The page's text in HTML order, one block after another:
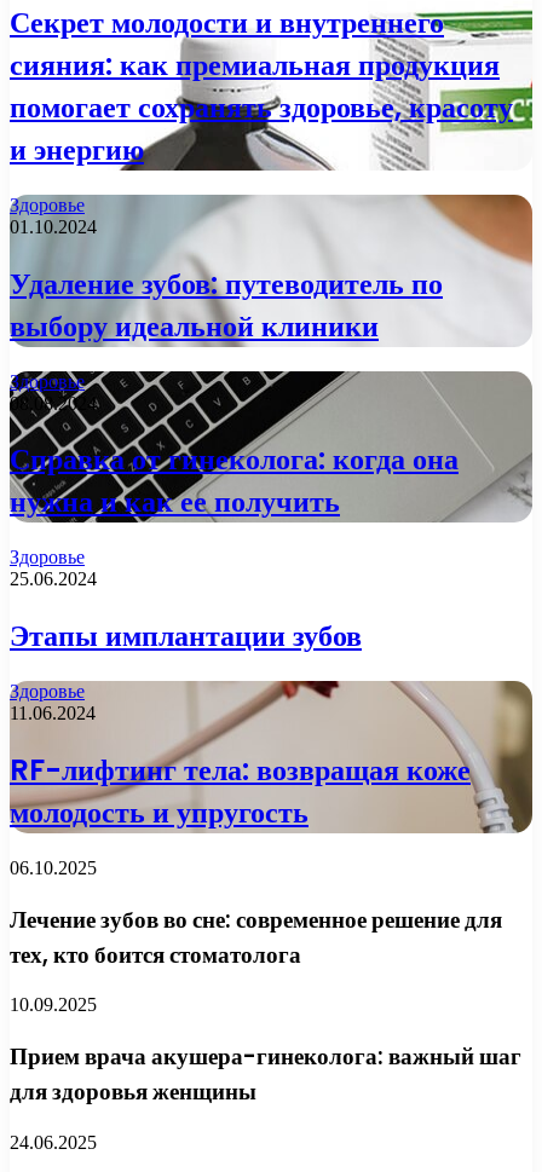
Секрет молодости и внутреннего
сияния: как премиальная продукция
помогает сохранять здоровье, красоту
и энергию
Здоровье
01.10.2024
Удаление зубов: путеводитель по
выбору идеальной клиники
Здоровье
08.08.2024
Справка от гинеколога: когда она
нужна и как ее получить
Здоровье
25.06.2024
Этапы имплантации зубов
Здоровье
11.06.2024
RF-лифтинг тела: возвращая коже
молодость и упругость
06.10.2025
Лечение зубов во сне: современное решение для
тех, кто боится стоматолога
10.09.2025
Прием врача акушера-гинеколога: важный шаг
для здоровья женщины
24.06.2025